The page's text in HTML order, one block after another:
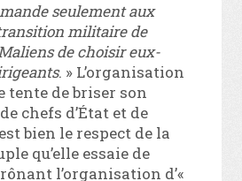
seulement aux
militaire de
de choisir eux-
. » L’organisation
tente de briser son
chefs d’État et de
bien le respect de la
qu’elle essaie de
l’organisation d’«